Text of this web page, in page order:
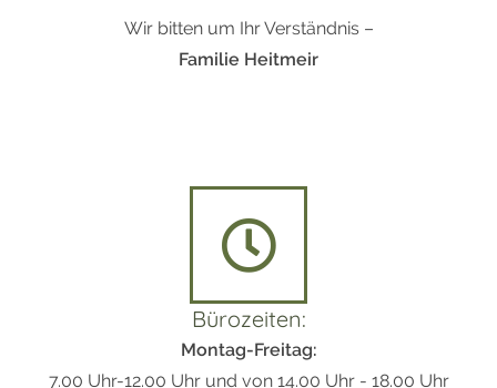
Wir bitten um Ihr Verständnis –
Familie Heitmeir
Bürozeiten:
Montag-Freitag:
7.00 Uhr-12.00 Uhr und von 14.00 Uhr - 18.00 Uhr